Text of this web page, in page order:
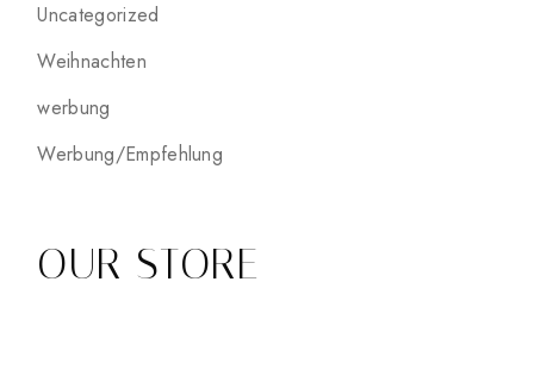
Uncategorized
Weihnachten
werbung
Werbung/Empfehlung
OUR STORE